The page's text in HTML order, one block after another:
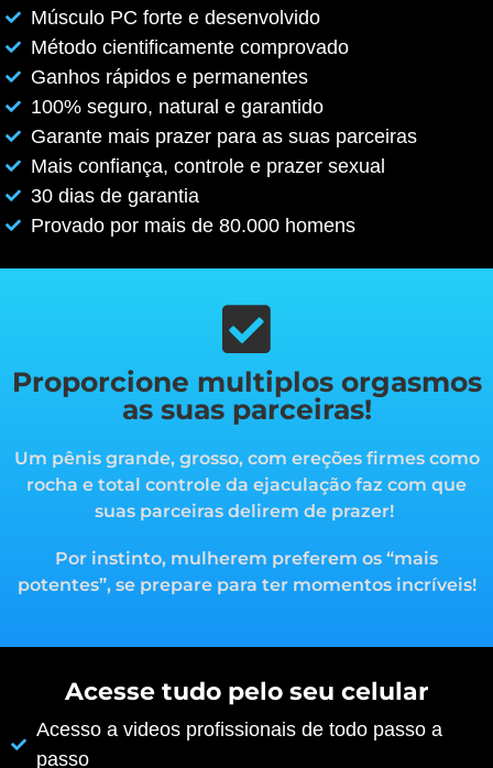
Músculo PC forte e desenvolvido
Método cientificamente comprovado
Ganhos rápidos e permanentes
100% seguro, natural e garantido
Garante mais prazer para as suas parceiras
Mais confiança, controle e prazer sexual
30 dias de garantia
Provado por mais de 80.000 homens
Proporcione multiplos orgasmos
as suas parceiras!
Um pênis grande, grosso, com ereções firmes como
rocha e total controle da ejaculação faz com que
suas parceiras delirem de prazer!
Por instinto, mulherem preferem os “mais
potentes”, se prepare para ter momentos incríveis!
Acesse tudo pelo seu celular
Acesso a videos profissionais de todo passo a
passo